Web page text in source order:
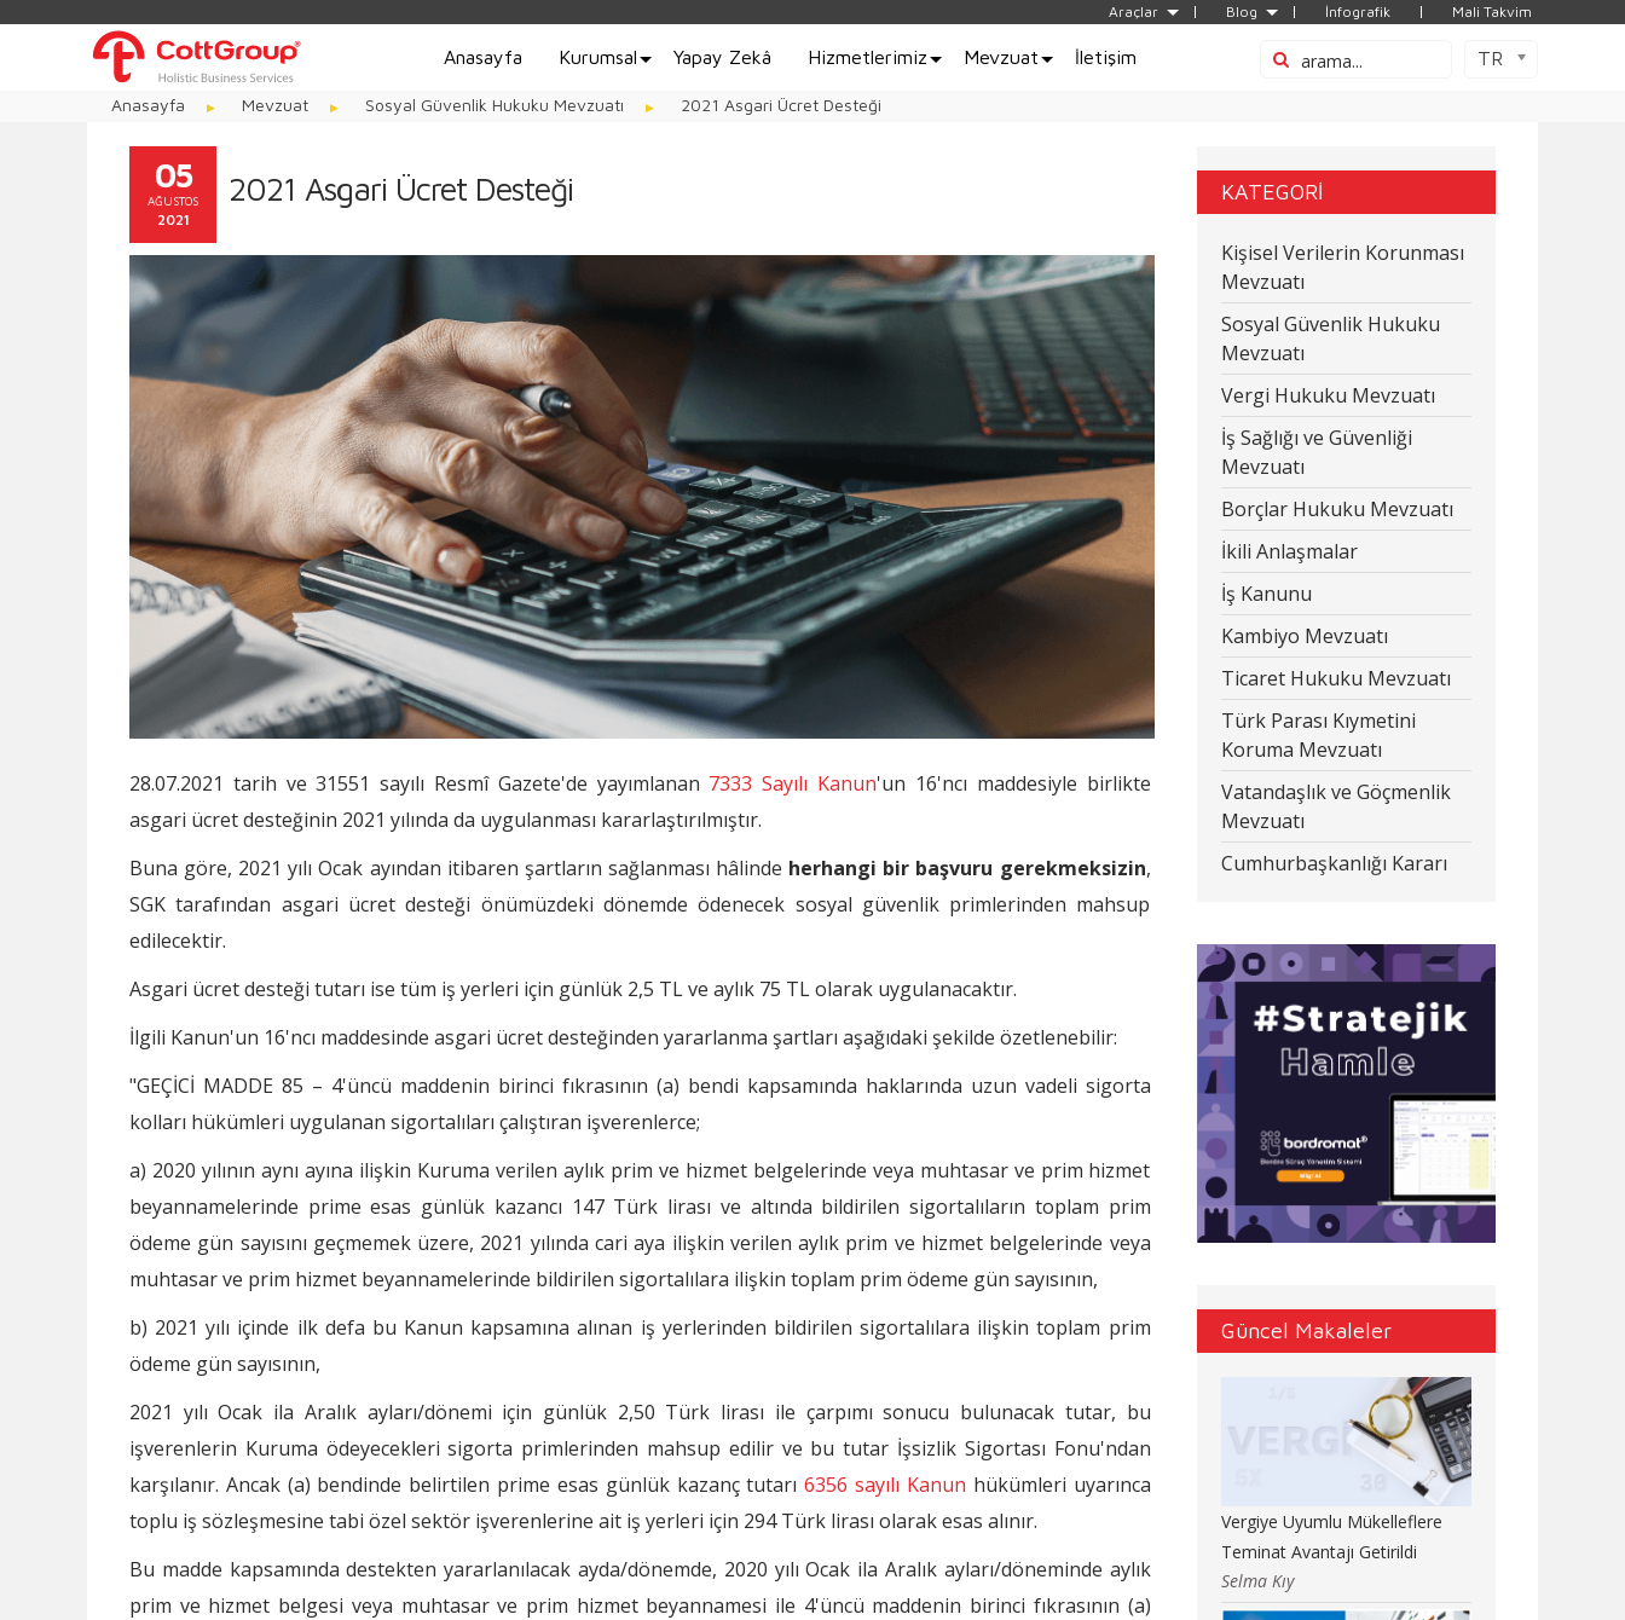
Araçlar Blog İnfografik Mali Takvim
Anasayfa Kurumsal Yapay Zekâ Hizmetlerimiz Mevzuat İletişim TR
Anasayfa Mevzuat Sosyal Güvenlik Hukuku Mevzuatı 2021 Asgari Ücret Desteği
05
AĞUSTOS
2021
2021 Asgari Ücret Desteği
28.07.2021 tarih ve 31551 sayılı Resmî Gazete'de yayımlanan 7333 Sayılı Kanun'un 16'ncı maddesiyle birlikte
asgari ücret desteğinin 2021 yılında da uygulanması kararlaştırılmıştır.
Buna göre, 2021 yılı Ocak ayından itibaren şartların sağlanması hâlinde herhangi bir başvuru gerekmeksizin,
SGK tarafından asgari ücret desteği önümüzdeki dönemde ödenecek sosyal güvenlik primlerinden mahsup
edilecektir.
Asgari ücret desteği tutarı ise tüm iş yerleri için günlük 2,5 TL ve aylık 75 TL olarak uygulanacaktır.
İlgili Kanun'un 16'ncı maddesinde asgari ücret desteğinden yararlanma şartları aşağıdaki şekilde özetlenebilir:
"GEÇİCİ MADDE 85 – 4'üncü maddenin birinci fıkrasının (a) bendi kapsamında haklarında uzun vadeli sigorta
kolları hükümleri uygulanan sigortalıları çalıştıran işverenlerce;
a) 2020 yılının aynı ayına ilişkin Kuruma verilen aylık prim ve hizmet belgelerinde veya muhtasar ve prim hizmet
beyannamelerinde prime esas günlük kazancı 147 Türk lirası ve altında bildirilen sigortalıların toplam prim
ödeme gün sayısını geçmemek üzere, 2021 yılında cari aya ilişkin verilen aylık prim ve hizmet belgelerinde veya
muhtasar ve prim hizmet beyannamelerinde bildirilen sigortalılara ilişkin toplam prim ödeme gün sayısının,
b) 2021 yılı içinde ilk defa bu Kanun kapsamına alınan iş yerlerinden bildirilen sigortalılara ilişkin toplam prim
ödeme gün sayısının,
2021 yılı Ocak ila Aralık ayları/dönemi için günlük 2,50 Türk lirası ile çarpımı sonucu bulunacak tutar, bu
işverenlerin Kuruma ödeyecekleri sigorta primlerinden mahsup edilir ve bu tutar İşsizlik Sigortası Fonu'ndan
karşılanır. Ancak (a) bendinde belirtilen prime esas günlük kazanç tutarı6356 sayılı Kanun hükümleri uyarınca
toplu iş sözleşmesine tabi özel sektör işverenlerine ait iş yerleri için 294 Türk lirası olarak esas alınır.
Bu madde kapsamında destekten yararlanılacak ayda/dönemde, 2020 yılı Ocak ila Aralık ayları/döneminde aylık
prim ve hizmet belgesi veya muhtasar ve prim hizmet beyannamesi ile 4'üncü maddenin birinci fıkrasının (a)
KATEGORİ
Kişisel Verilerin Korunması
Mevzuatı
Sosyal Güvenlik Hukuku
Mevzuatı
Vergi Hukuku Mevzuatı
İş Sağlığı ve Güvenliği
Mevzuatı
Borçlar Hukuku Mevzuatı
İkili Anlaşmalar
İş Kanunu
Kambiyo Mevzuatı
Ticaret Hukuku Mevzuatı
Türk Parası Kıymetini
Koruma Mevzuatı
Vatandaşlık ve Göçmenlik
Mevzuatı
Cumhurbaşkanlığı Kararı
Güncel Makaleler
Vergiye Uyumlu Mükelleflere
Teminat Avantajı Getirildi
Selma Kıy